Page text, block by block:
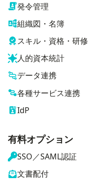
発令管理
組織図・名簿
スキル・資格・研修
人的資本統計
データ連携
各種サービス連携
IdP
有料オプション
SSO／SAML認証
文書配付